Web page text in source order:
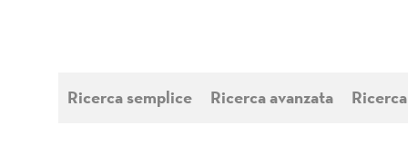
Ricerca semplice Ricerca avanzata